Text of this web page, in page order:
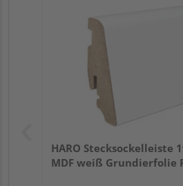
HARO Stecksockelleiste
MDF weiß Grundierfolie